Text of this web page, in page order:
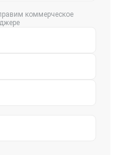
коммерческое